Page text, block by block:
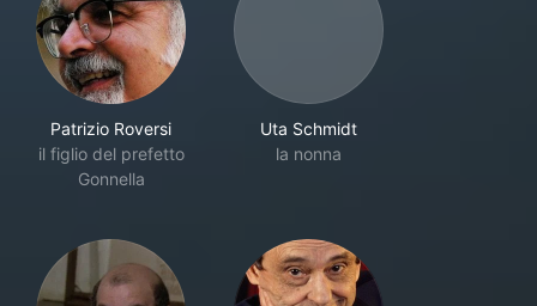
Patrizio Roversi
il figlio del prefetto
Gonnella
Uta Schmidt
la nonna